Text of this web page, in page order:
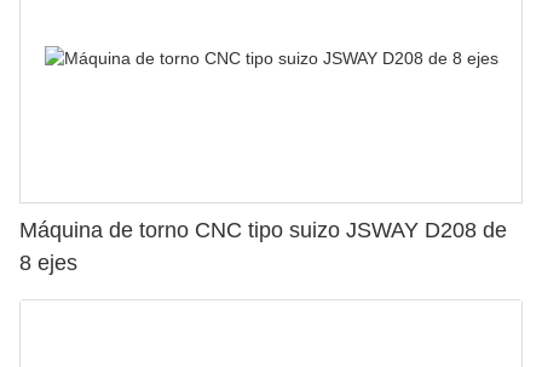
Máquina de torno CNC tipo suizo JSWAY D208 de
8 ejes